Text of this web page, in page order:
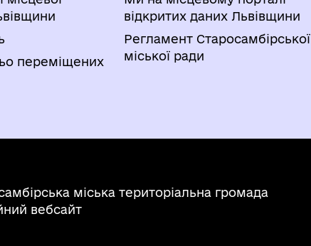
переміщених
відкритих даних Львівщини
Регламент Старосамбірської
міської ради
міська територіальна громада
вебсайт